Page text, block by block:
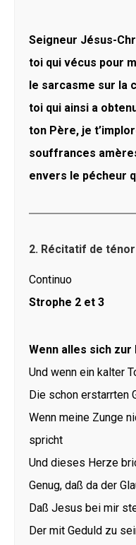
Seigneur Jésus-
toi qui vécus pour
le sarcasme sur la
toi qui ainsi a
ton Père, je
souffrances
envers le pécheur
2. Récitatif de ténor
Continuo
Strophe 2 et 3
Wenn alles sich
Und wenn ein kalter
Die schon erstarrten
Wenn meine Zunge
spricht
Und dieses Herze
Genug, daß da der
Daß Jesus bei mir
Der mit Geduld zu